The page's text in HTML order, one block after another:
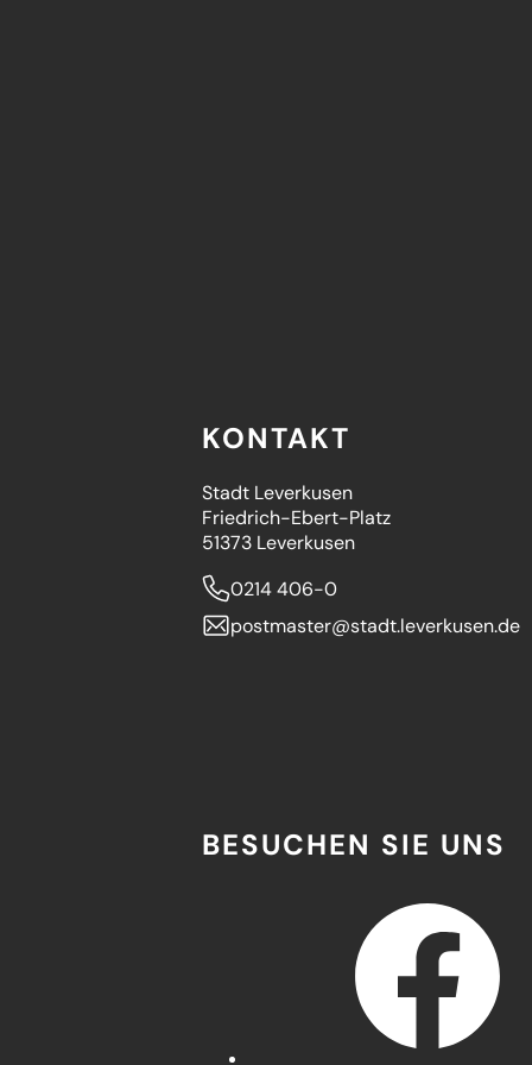
KONTAKT
Stadt Leverkusen
Friedrich-Ebert-Platz
51373 Leverkusen
0214 406-0
postmaster
stadt.leverkusende
BESUCHEN SIE UNS